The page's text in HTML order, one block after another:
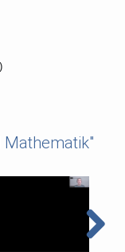
Mathematik"